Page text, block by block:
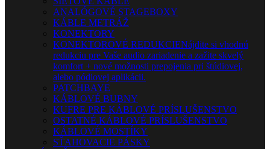
ANALÓGOVÉ STAGEBOXY
KÁBLE METRÁŽ
KONEKTORY
KONEKTOROVÉ REDUKCIENájdite si vhodnú
redukciu pre Vaše audio zariadenie a zažite skvelý
komfort + nové možnosti prepojenia pri štúdiovej,
alebo pódiovej aplikácii.
PATCHBAYE
KÁBLOVÉ BUBNY
KUFRE PRE KÁBLOVÉ PRÍSLUŠENSTVO
OSTATNÉ KÁBLOVÉ PRÍSLUŠENSTVO
KÁBLOVÉ MOSTÍKY
SŤAHOVACIE PÁSKY